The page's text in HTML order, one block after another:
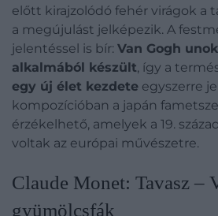
előtt kirajzolódó fehér virágok a
a megújulást jelképezik. A
jelentéssel is bír: Van Gogh
alkalmából készült, így a
egy új élet kezdete egyszerre
kompozícióban a japán
érzékelhető, amelyek a 19.
voltak az európai művészetre.
Claude Monet: Tavasz –
gyümölcsfák